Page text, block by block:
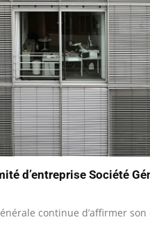
d’entreprise Société
continue d’affirmer